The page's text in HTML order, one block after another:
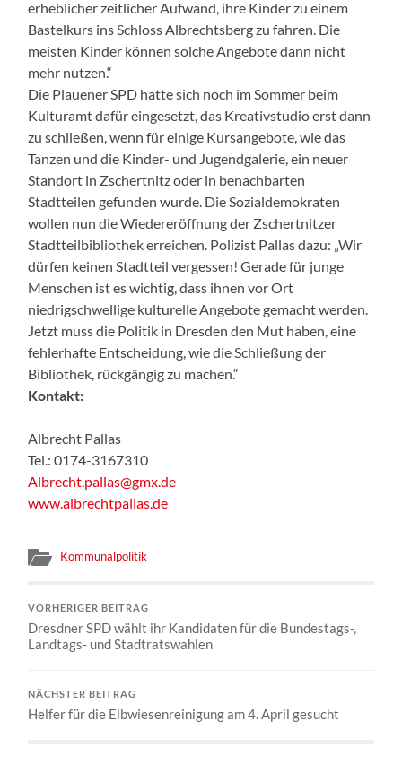
erheblicher zeitlicher Aufwand, ihre Kinder zu einem
Bastelkurs ins Schloss Albrechtsberg zu fahren. Die
meisten Kinder können solche Angebote dann nicht
mehr nutzen.“
Die Plauener SPD hatte sich noch im Sommer beim
Kulturamt dafür eingesetzt, das Kreativstudio erst dann
zu schließen, wenn für einige Kursangebote, wie das
Tanzen und die Kinder- und Jugendgalerie, ein neuer
Standort in Zschertnitz oder in benachbarten
Stadtteilen gefunden wurde. Die Sozialdemokraten
wollen nun die Wiedereröffnung der Zschertnitzer
Stadtteilbibliothek erreichen. Polizist Pallas dazu: „Wir
dürfen keinen Stadtteil vergessen! Gerade für junge
Menschen ist es wichtig, dass ihnen vor Ort
niedrigschwellige kulturelle Angebote gemacht werden.
Jetzt muss die Politik in Dresden den Mut haben, eine
fehlerhafte Entscheidung, wie die Schließung der
Bibliothek, rückgängig zu machen.“
Kontakt:
Albrecht Pallas
Tel.: 0174-3167310
Albrecht.pallas@gmx.de
www.albrechtpallas.de
Kommunalpolitik
VORHERIGER BEITRAG
Dresdner SPD wählt ihr Kandidaten für die Bundestags-,
Landtags- und Stadtratswahlen
NÄCHSTER BEITRAG
Helfer für die Elbwiesenreinigung am 4. April gesucht